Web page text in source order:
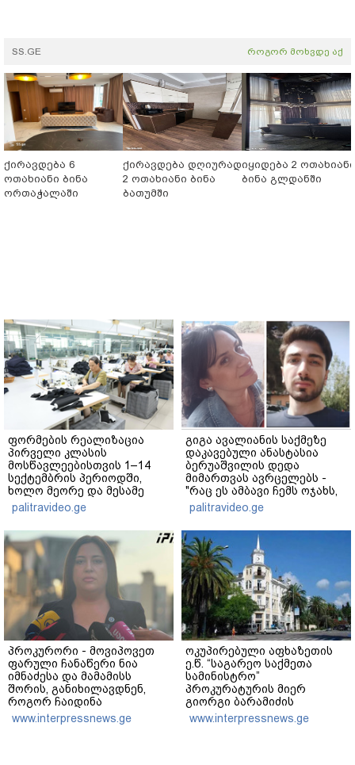
SS.GE როგორ მოხვდე აქ
ქირავდება 6
ოთახიანი ბინა
ორთაჭალაში
ქირავდება დღიურად
2 ოთახიანი ბინა
ბათუმში
იყიდება 2 ოთახიანი
ბინა გლდანში
ფორმების რეალიზაცია
პირველი კლასის
მოსწავლეებისთვის 1–14
სექტემბრის პერიოდში,
ხოლო მეორე და მესამე
ეტაპებზე...
palitravideo.ge
გიგა ავალიანის საქმეზე
დაკავებული ანასტასია
ბერუაშვილის დედა
მიმართვას ავრცელებს -
"რაც ეს ამბავი ჩემს ოჯახს,
ჩემს ანასტასიას გადახდა
თავს, მის მერე მე მე არ
ვარ"
palitravideo.ge
პროკურორი - მოვიპოვეთ
ფარული ჩანაწერი ნია
იმნაძესა და მამამისს
შორის, განიხილავდნენ,
როგორ ჩაიდინა
გაბაშვილმა დანაშაული -
ნიას მამა ამბობს, რომ
www.interpressnews.ge
ოკუპირებული აფხაზეთის
ე.წ. “საგარეო საქმეთა
სამინისტრო”
პროკურატურის მიერ
გიორგი ბარამიძის
განცხადებასთან
დაკავშირებით გამოძიების
www.interpressnews.ge